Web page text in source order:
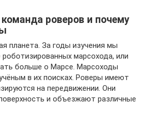
роверов и почему
планета. За годы изучения мы
марсохода, или
больше о Марсе. Марсоходы
в их поисках. Роверы имеют
на передвижении. Они
и объезжают различные